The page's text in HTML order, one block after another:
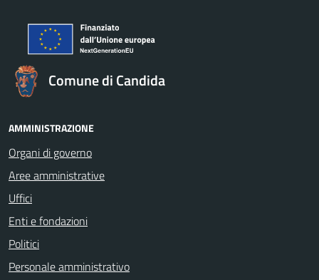
Comune di Candida
AMMINISTRAZIONE
Organi di governo
Aree amministrative
Uffici
Enti e fondazioni
Politici
Personale amministrativo